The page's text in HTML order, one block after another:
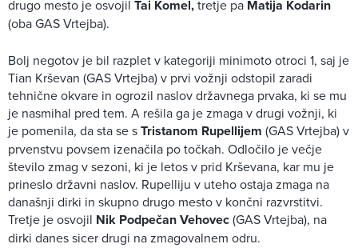
drugo mesto je osvojil Tai Komel,tretje pa Matija Kodarin
(oba GAS Vrtejba).
Bolj negotov je bil razplet v kategoriji minimoto otroci 1, saj je
Tian Krševan (GAS Vrtejba) v prvi vožnji odstopil zaradi
tehnične okvare in ogrozil naslov državnega prvaka, ki se mu
je nasmihal pred tem. A rešila ga je zmaga v drugi vožnji, ki
je pomenila, da sta se sTristanom Rupellijem (GAS Vrtejba) v
prvenstvu povsem izenačila po točkah. Odločilo je večje
število zmag v sezoni, ki je letos v prid Krševana, kar mu je
prineslo državni naslov. Rupelliju v uteho ostaja zmaga na
današnji dirki in skupno drugo mesto v končni razvrstitvi.
Tretje je osvojil Nik Podpečan Vehovec(GAS Vrtejba), na
dirki danes sicer drugi na zmagovalnem odru.